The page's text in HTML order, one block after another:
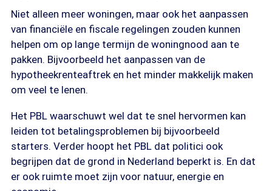
Niet alleen meer woningen, maar ook het aanpassen
van financiële en fiscale regelingen zouden kunnen
helpen om op lange termijn de woningnood aan te
pakken. Bijvoorbeeld het aanpassen van de
hypotheekrenteaftrek en het minder makkelijk maken
om veel te lenen.
Het PBL waarschuwt wel dat te snel hervormen kan
leiden tot betalingsproblemen bij bijvoorbeeld
starters. Verder hoopt het PBL dat politici ook
begrijpen dat de grond in Nederland beperkt is. En dat
er ook ruimte moet zijn voor natuur, energie en